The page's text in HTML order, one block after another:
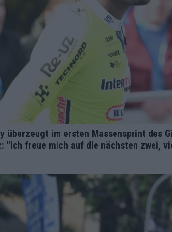
überzeugt im ersten Massensprint des
"Ich freue mich auf die nächsten zwei,